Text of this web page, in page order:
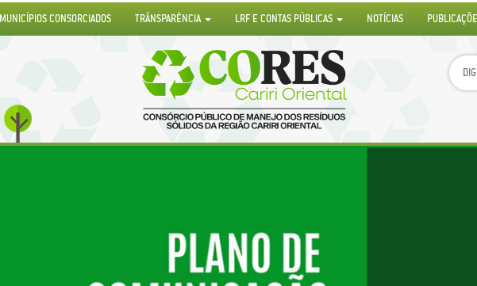
MUNICÍPIOS CONSORCIADOS TRÂNSPARÊNCIA LRF E CONTAS PÚBLICAS NOTÍCIAS